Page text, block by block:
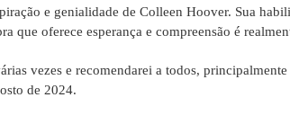
e genialidade de Colleen Hoover. Sua
que oferece esperança e compreensão é
vezes e recomendarei a todos,
de 2024.